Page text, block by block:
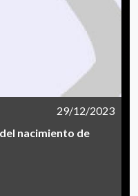
29/12/2023
nacimiento de